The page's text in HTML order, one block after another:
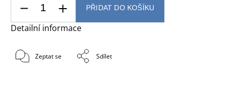
PŘIDAT DO KOŠÍKU
Detailní informace
Zeptat se Sdílet